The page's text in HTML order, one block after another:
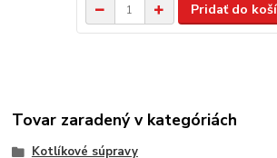
Pridať do
Tovar zaradený v kategóriách
Kotlíkové súpravy